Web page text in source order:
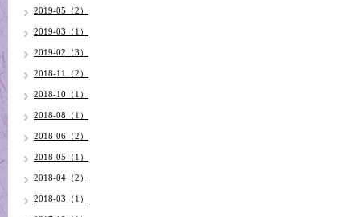
2019-05（2）
2019-03（1）
2019-02（3）
2018-11（2）
2018-10（1）
2018-08（1）
2018-06（2）
2018-05（1）
2018-04（2）
2018-03（1）